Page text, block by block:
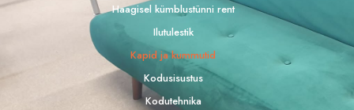
Haagisel kümblustünni rent
Ilutulestik
Kapid ja kummutid
Kodusisustus
Kodutehnika